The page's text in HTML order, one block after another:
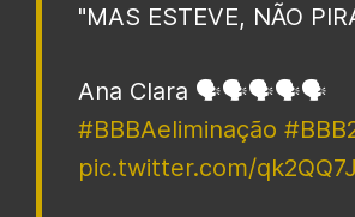
"MAS ESTEVE, NÃO
Ana Clara 🗣️🗣️🗣️🗣️🗣️
#BBBAeliminação
pic.twitter.com/